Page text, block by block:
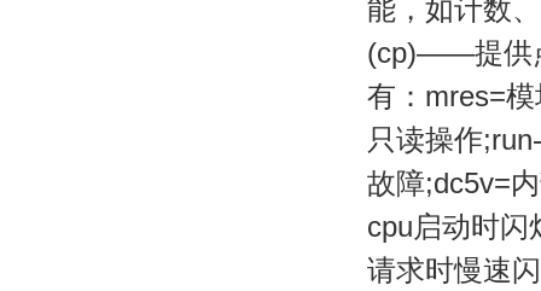
能，如计数
(cp)——提供
有：mres=
只读操作
故障;dc5v=
cpu启动时闪
请求时慢速